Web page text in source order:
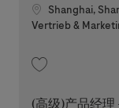
Standort
Shanghai,
Kategorie
Vertrieb &
(高级)产品经